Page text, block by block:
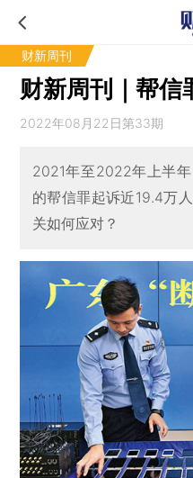
财新周刊
财新周刊｜帮信
2022年08月22日第33期
2021年至2022年上半
的帮信罪起诉近19.4万
关如何应对？